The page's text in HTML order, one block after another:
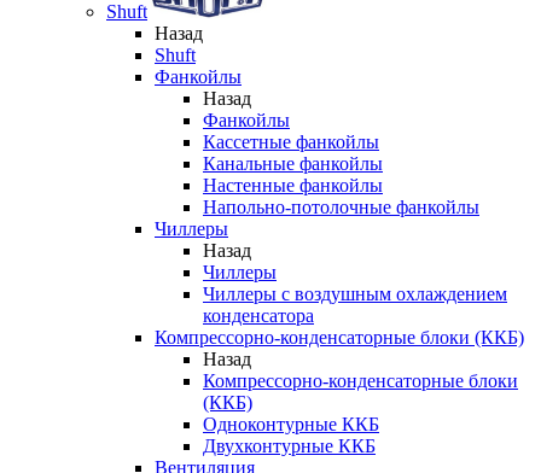
Shuft
Назад
Shuft
Фанкойлы
Назад
Фанкойлы
Кассетные фанкойлы
Канальные фанкойлы
Настенные фанкойлы
Напольно-потолочные фанкойлы
Чиллеры
Назад
Чиллеры
Чиллеры с воздушным охлаждением
конденсатора
Компрессорно-конденсаторные блоки (ККБ)
Назад
Компрессорно-конденсаторные блоки
(ККБ)
Одноконтурные ККБ
Двухконтурные ККБ
Вентиляция